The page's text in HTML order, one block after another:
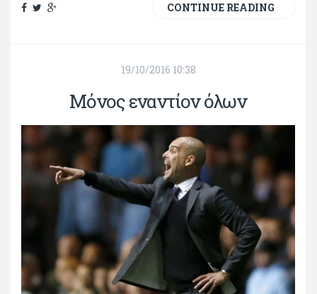
CONTINUE READING
19/10/2016 10:38
Μόνος εναντίον όλων